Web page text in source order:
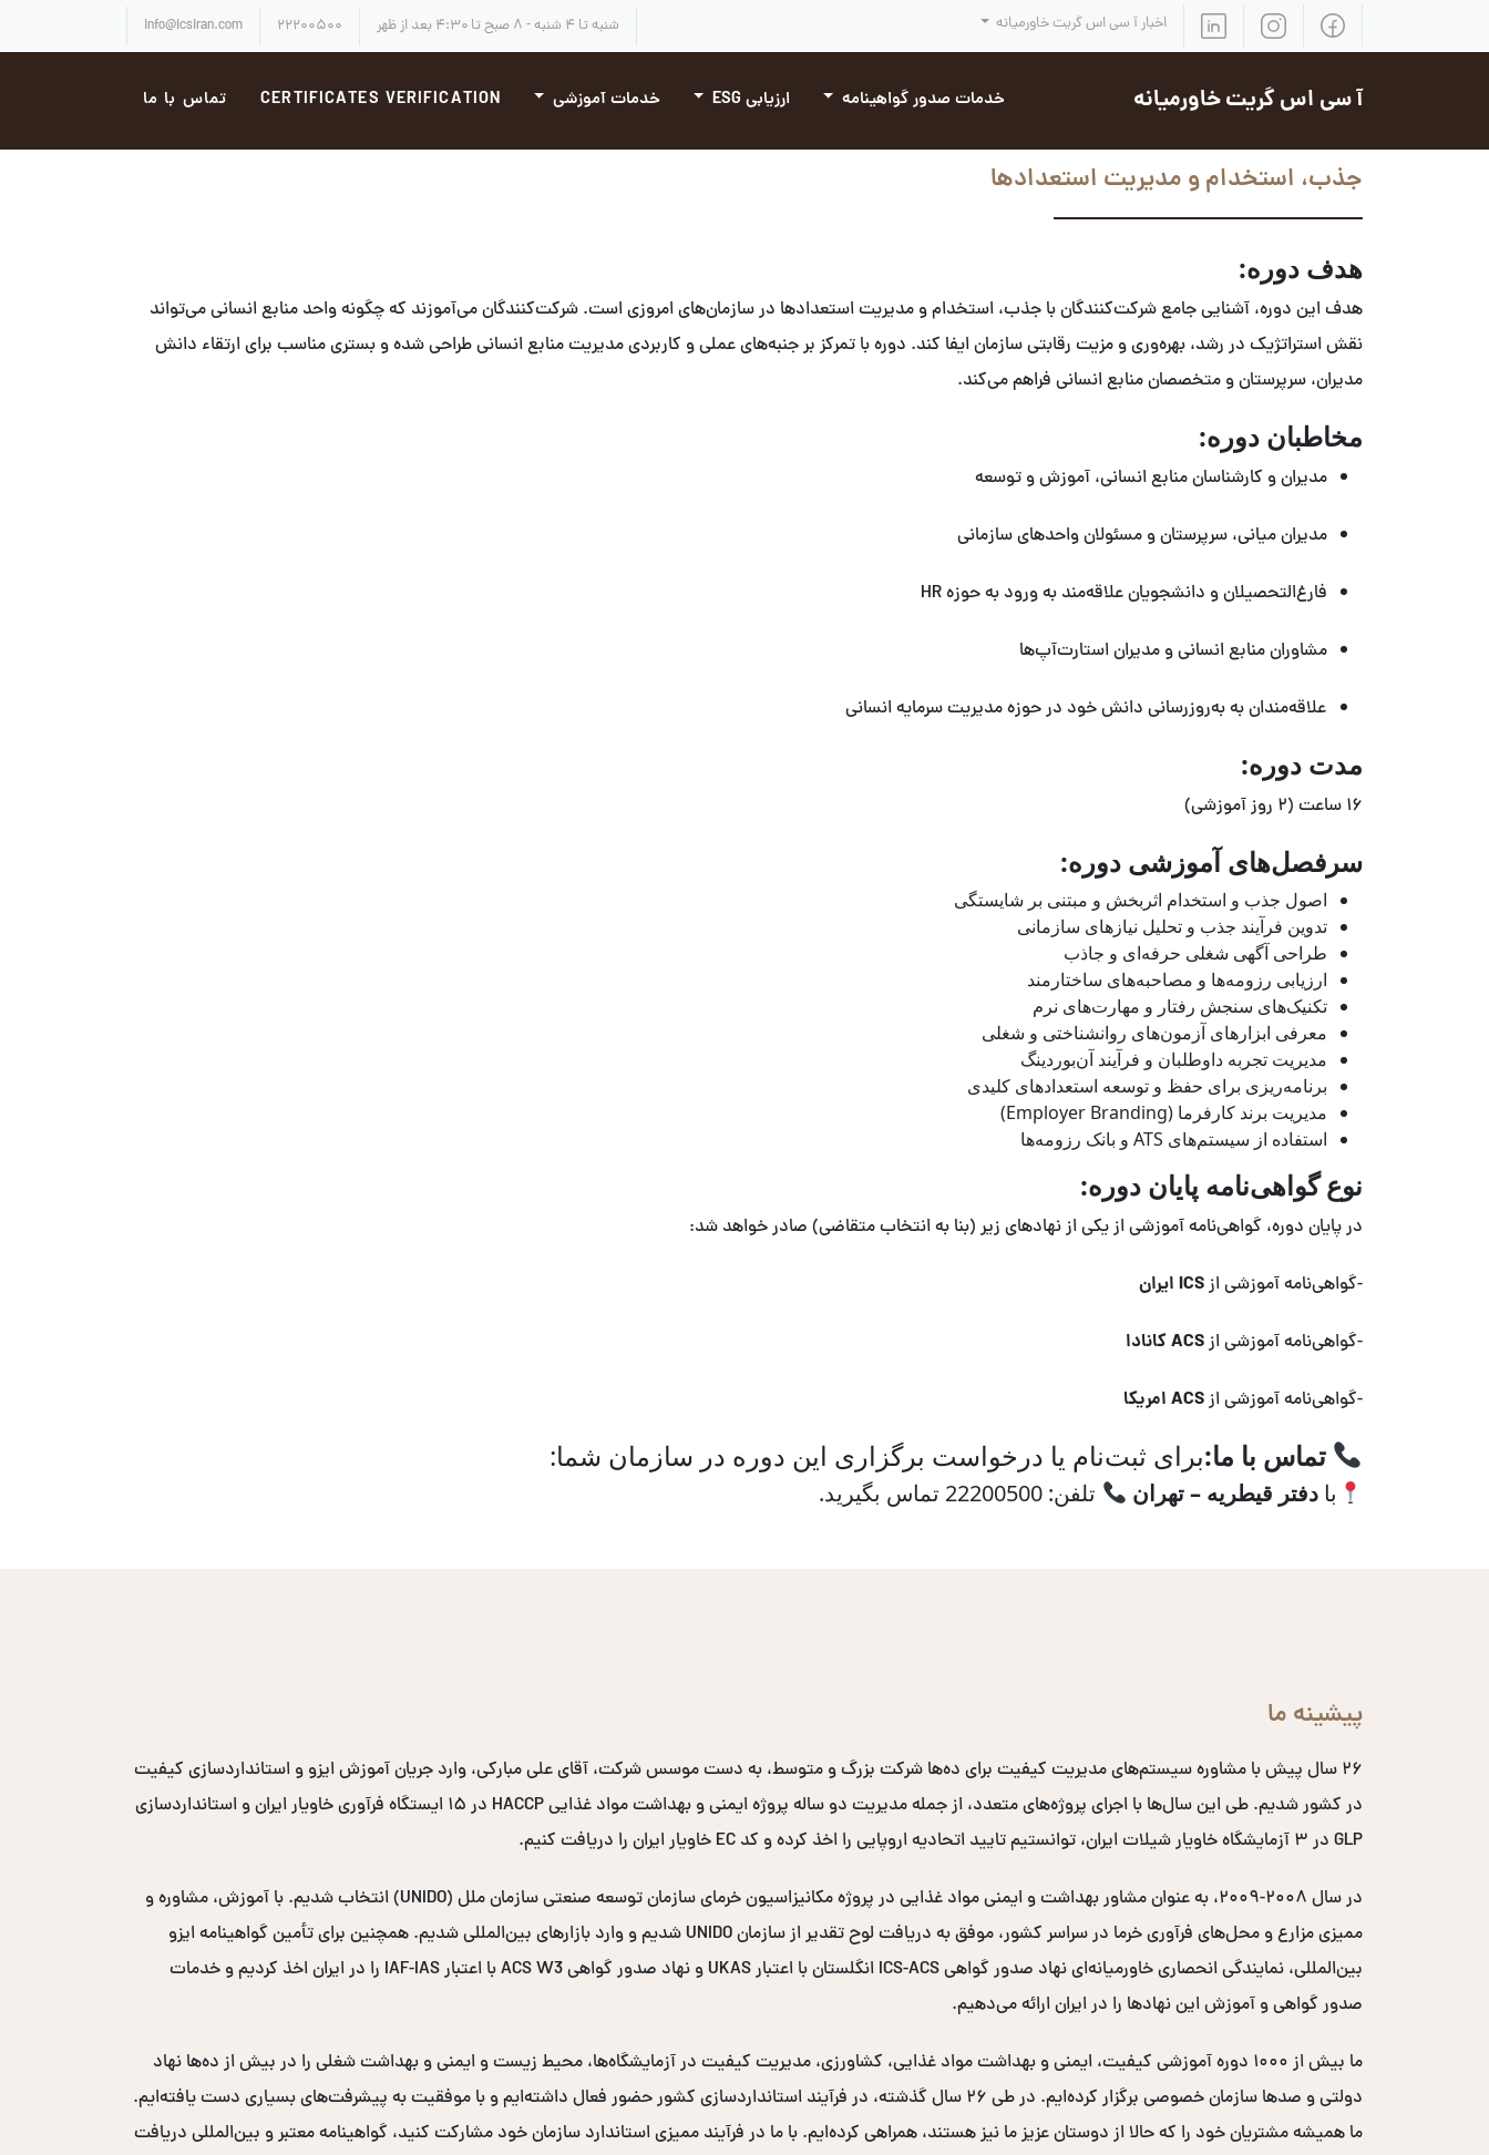
اخبار آ سی اس گریت خاورمیانه شنبه تا ۴ شنبه - ۸ صبح تا ۴:۳۰ بعد از ظهر ۲۲۲۰۰۵۰۰ info@icsiran.com
آ سی اس گریت خاورمیانه خدمات صدور گواهینامه ارزیابی ESG خدمات آموزشی CERTIFICATES VERIFICATION تماس با ما
جذب، استخدام و مدیریت استعدادها
هدف دوره:
هدف این دوره، آشنایی جامع شرکت‌کنندگان با جذب، استخدام و مدیریت استعدادها در سازمان‌های امروزی است. شرکت‌کنندگان می‌آموزند که چگونه واحد منابع انسانی می‌تواند
نقش استراتژیک در رشد، بهره‌وری و مزیت رقابتی سازمان ایفا کند. دوره با تمرکز بر جنبه‌های عملی و کاربردی مدیریت منابع انسانی طراحی شده و بستری مناسب برای ارتقاء دانش
مدیران، سرپرستان و متخصصان منابع انسانی فراهم می‌کند.
مخاطبان دوره:
مدیران و کارشناسان منابع انسانی، آموزش و توسعه
مدیران میانی، سرپرستان و مسئولان واحدهای سازمانی
فارغ‌التحصیلان و دانشجویان علاقه‌مند به ورود به حوزه HR
مشاوران منابع انسانی و مدیران استارت‌آپ‌ها
علاقه‌مندان به به‌روزرسانی دانش خود در حوزه مدیریت سرمایه انسانی
مدت دوره:
۱۶ ساعت (۲ روز آموزشی)
سرفصل‌های آموزشی دوره:
اصول جذب و استخدام اثربخش و مبتنی بر شایستگی
تدوین فرآیند جذب و تحلیل نیازهای سازمانی
طراحی آگهی شغلی حرفه‌ای و جاذب
ارزیابی رزومه‌ها و مصاحبه‌های ساختارمند
تکنیک‌های سنجش رفتار و مهارت‌های نرم
معرفی ابزارهای آزمون‌های روانشناختی و شغلی
مدیریت تجربه داوطلبان و فرآیند آن‌بوردینگ
برنامه‌ریزی برای حفظ و توسعه استعدادهای کلیدی
مدیریت برند کارفرما (Employer Branding)
استفاده از سیستم‌های ATS و بانک رزومه‌ها
نوع گواهی‌نامه پایان دوره:
در پایان دوره، گواهی‌نامه آموزشی از یکی از نهادهای زیر (بنا به انتخاب متقاضی) صادر خواهد شد:
-گواهی‌نامه آموزشی ازICS ایران
-گواهی‌نامه آموزشی ازACS کانادا
-گواهی‌نامه آموزشی ازACS امریکا
تماس با ما:برای ثبت‌نام یا درخواست برگزاری این دوره در سازمان شما:
با دفتر قیطریه – تهران تلفن: 22200500 تماس بگیرید.
پیشینه ما
۲۶ سال پیش با مشاوره سیستم‌های مدیریت کیفیت برای ده‌ها شرکت بزرگ و متوسط، به دست موسس شرکت، آقای علی مبارکی، وارد جریان آموزش ایزو و استانداردسازی کیفیت
در کشور شدیم. طی این سال‌ها با اجرای پروژه‌های متعدد، از جمله مدیریت دو ساله پروژه ایمنی و بهداشت مواد غذایی HACCP در ۱۵ ایستگاه فرآوری خاویار ایران و استانداردسازی
GLP در ۳ آزمایشگاه خاویار شیلات ایران، توانستیم تایید اتحادیه اروپایی را اخذ کرده و کد EC خاویار ایران را دریافت کنیم.
در سال ۲۰۰۸-۲۰۰۹، به عنوان مشاور بهداشت و ایمنی مواد غذایی در پروژه مکانیزاسیون خرمای سازمان توسعه صنعتی سازمان ملل (UNIDO) انتخاب شدیم. با آموزش، مشاوره و
ممیزی مزارع و محل‌های فرآوری خرما در سراسر کشور، موفق به دریافت لوح تقدیر از سازمان UNIDO شدیم و وارد بازارهای بین‌المللی شدیم. همچنین برای تأمین گواهینامه ایزو
بین‌المللی، نمایندگی انحصاری خاورمیانه‌ای نهاد صدور گواهی ICS-ACS انگلستان با اعتبار UKAS و نهاد صدور گواهی ACS W3 با اعتبار IAF-IAS را در ایران اخذ کردیم و خدمات
صدور گواهی و آموزش این نهادها را در ایران ارائه می‌دهیم.
ما بیش از ۱۰۰۰ دوره آموزشی کیفیت، ایمنی و بهداشت مواد غذایی، کشاورزی، مدیریت کیفیت در آزمایشگاه‌ها، محیط زیست و ایمنی و بهداشت شغلی را در بیش از ده‌ها نهاد
دولتی و صدها سازمان خصوصی برگزار کرده‌ایم. در طی ۲۶ سال گذشته، در فرآیند استانداردسازی کشور حضور فعال داشته‌ایم و با موفقیت به پیشرفت‌های بسیاری دست یافته‌ایم.
ما همیشه مشتریان خود را که حالا از دوستان عزیز ما نیز هستند، همراهی کرده‌ایم. با ما در فرآیند ممیزی استاندارد سازمان خود مشارکت کنید، گواهینامه معتبر و بین‌المللی دریافت